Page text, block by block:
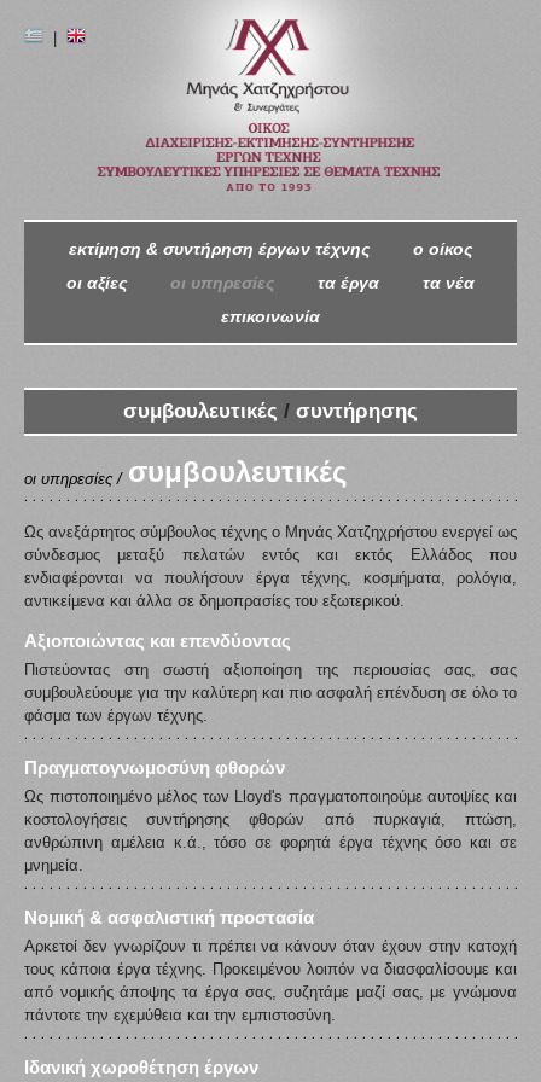
εκτίμηση & συντήρηση έργων τέχνης
ο oίκος
οι αξίες
οι υπηρεσίες τα έργα
τα νέα
επικοινωνία
συμβουλευτικές / συντήρησης
οι υπηρεσίες / συμβουλευτικές
Ως ανεξάρτητος σύμβουλος τέχνης ο Μηνάς Χατζηχρήστου ενεργεί ως
σύνδεσμος μεταξύ πελατών εντός και εκτός Ελλάδος που
ενδιαφέρονται να πουλήσουν έργα τέχνης, κοσμήματα, ρολόγια,
αντικείμενα και άλλα σε δημοπρασίες του εξωτερικού.
Αξιοποιώντας και επενδύοντας
Πιστεύοντας στη σωστή αξιοποίηση της περιουσίας σας, σας
συμβουλεύουμε για την καλύτερη και πιο ασφαλή επένδυση σε όλο το
φάσμα των έργων τέχνης.
Πραγματογνωμοσύνη φθορών
Ως πιστοποιημένο μέλος των Lloyd's πραγματοποιηούμε αυτοψίες και
κοστολογήσεις συντήρησης φθορών από πυρκαγιά, πτώση,
ανθρώπινη αμέλεια κ.ά., τόσο σε φορητά έργα τέχνης όσο και σε
μνημεία.
Νομική & ασφαλιστική προστασία
Αρκετοί δεν γνωρίζουν τι πρέπει να κάνουν όταν έχουν στην κατοχή
τους κάποια έργα τέχνης. Προκειμένου λοιπόν να διασφαλίσουμε και
από νομικής άποψης τα έργα σας, συζητάμε μαζί σας, με γνώμονα
πάντοτε την εχεμύθεια και την εμπιστοσύνη.
Ιδανική χωροθέτηση έργων